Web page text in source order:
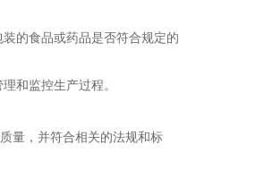
的食品或药品是否符合规定的
和监控生产过程。
量，并符合相关的法规和标